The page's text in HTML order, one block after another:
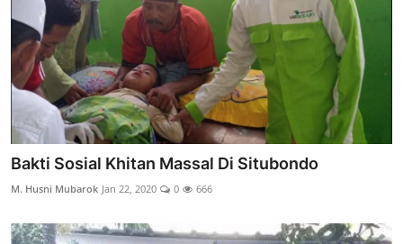
Bakti Sosial Khitan Massal Di Situbondo
M. Husni Mubarok Jan 22, 2020 0 666